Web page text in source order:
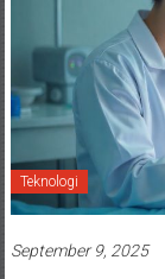
Teknologi
September 9, 2025